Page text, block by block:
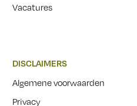
Vacatures
DISCLAIMERS
Algemene voorwaarden
Privacy